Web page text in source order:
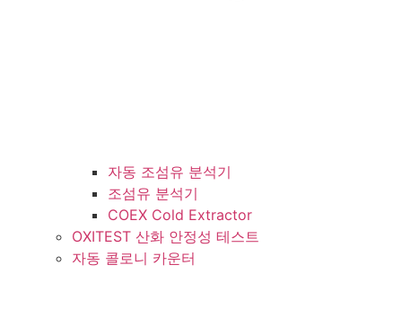
자동 조섬유 분석기
조섬유 분석기
COEX Cold Extractor
OXITEST 산화 안정성 테스트
자동 콜로니 카운터